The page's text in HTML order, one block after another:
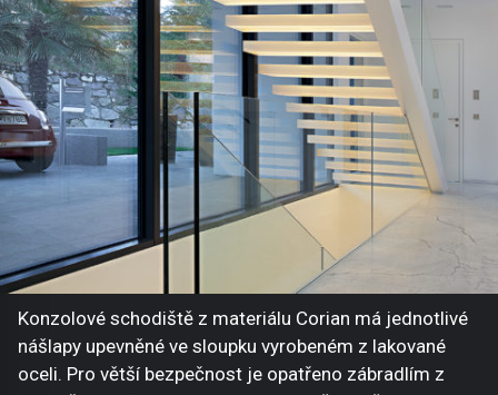
Konzolové schodiště z materiálu Corian má jednotlivé
nášlapy upevněné ve sloupku vyrobeném z lakované
oceli. Pro větší bezpečnost je opatřeno zábradlím z